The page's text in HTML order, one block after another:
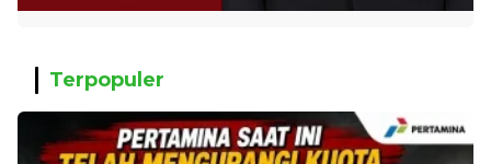
Terpopuler